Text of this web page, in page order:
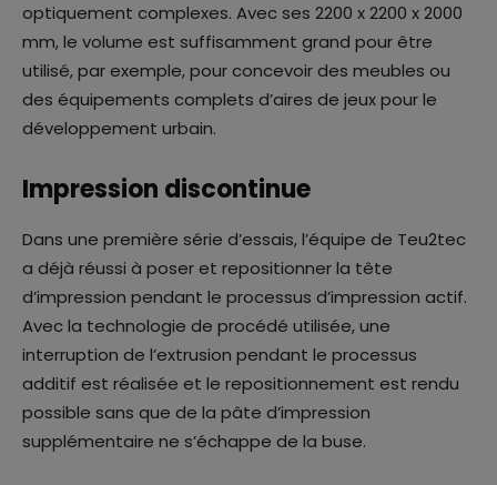
optiquement complexes. Avec ses 2200 x 2200 x 2000
mm, le volume est suffisamment grand pour être
utilisé, par exemple, pour concevoir des meubles ou
des équipements complets d’aires de jeux pour le
développement urbain.
Impression discontinue
Dans une première série d’essais, l’équipe de Teu2tec
a déjà réussi à poser et repositionner la tête
d’impression pendant le processus d’impression actif.
Avec la technologie de procédé utilisée, une
interruption de l’extrusion pendant le processus
additif est réalisée et le repositionnement est rendu
possible sans que de la pâte d’impression
supplémentaire ne s’échappe de la buse.